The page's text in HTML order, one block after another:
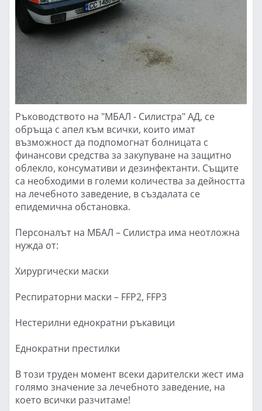
Ръководството на "МБАЛ - Силистра" АД, се
обръща с апел към всички, които имат
възможност да подпомогнат болницата с
финансови средства за закупуване на защитно
облекло, консумативи и дезинфектанти. Същите
са необходими в големи количества за дейността
на лечебното заведение, в създалата се
епидемична обстановка.
Персоналът на МБАЛ – Силистра има неотложна
нужда от:
Хирургически маски
Респираторни маски – FFP2, FFP3
Нестерилни еднократни ръкавици
Еднократни престилки
В този труден момент всеки дарителски жест има
голямо значение за лечебното заведение, на
което всички разчитаме!